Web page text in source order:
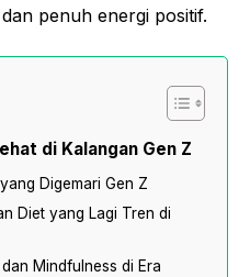
penuh energi positif.
di Kalangan Gen Z
Digemari Gen Z
Diet yang Lagi Tren di
Mindfulness di Era